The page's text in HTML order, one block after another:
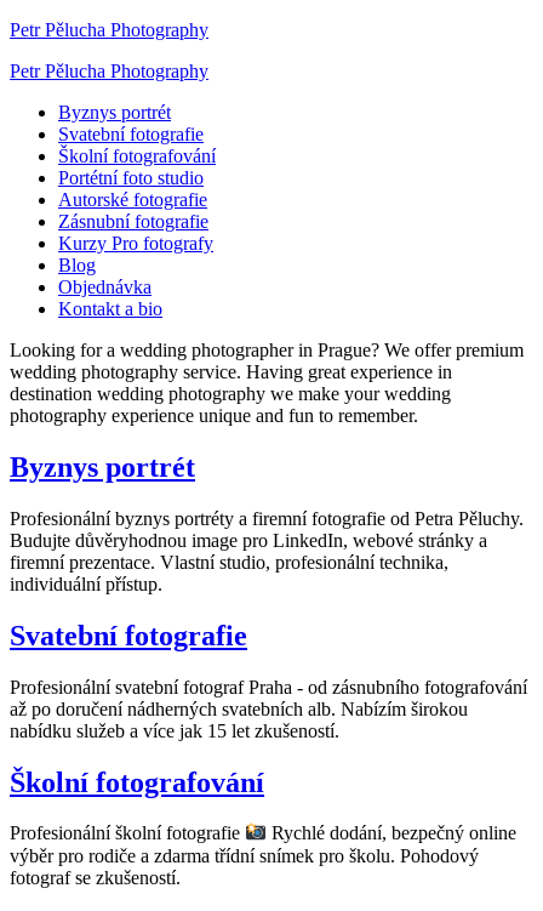
Petr Pělucha Photography
Petr Pělucha Photography
Byznys portrét
Svatební fotografie
Školní fotografování
Portétní foto studio
Autorské fotografie
Zásnubní fotografie
Kurzy Pro fotografy
Blog
Objednávka
Kontakt a bio
Looking for a wedding photographer in Prague? We offer premium
wedding photography service. Having great experience in
destination wedding photography we make your wedding
photography experience unique and fun to remember.
Byznys portrét
Profesionální byznys portréty a firemní fotografie od Petra Pěluchy.
Budujte důvěryhodnou image pro LinkedIn, webové stránky a
firemní prezentace. Vlastní studio, profesionální technika,
individuální přístup.
Svatební fotografie
Profesionální svatební fotograf Praha - od zásnubního fotografování
až po doručení nádherných svatebních alb. Nabízím širokou
nabídku služeb a více jak 15 let zkušeností.
Školní fotografování
Profesionální školní fotografie
Rychlé dodání, bezpečný online
výběr pro rodiče a zdarma třídní snímek pro školu. Pohodový
fotograf se zkušeností.